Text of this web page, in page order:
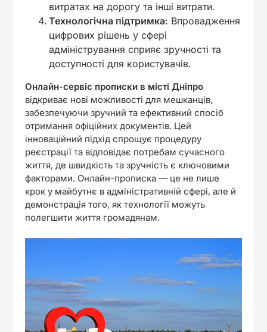
витратах на дорогу та інші витрати.
Технологічна підтримка: Впровадження
цифрових рішень у сфері
адміністрування сприяє зручності та
доступності для користувачів.
Онлайн-сервіс прописки в місті Дніпро
відкриває нові можливості для мешканців,
забезпечуючи зручний та ефективний спосіб
отримання офіційних документів. Цей
інноваційний підхід спрощує процедуру
реєстрації та відповідає потребам сучасного
життя, де швидкість та зручність є ключовими
факторами. Онлайн-прописка — це не лише
крок у майбутнє в адміністративній сфері, але й
демонстрація того, як технології можуть
полегшити життя громадянам.